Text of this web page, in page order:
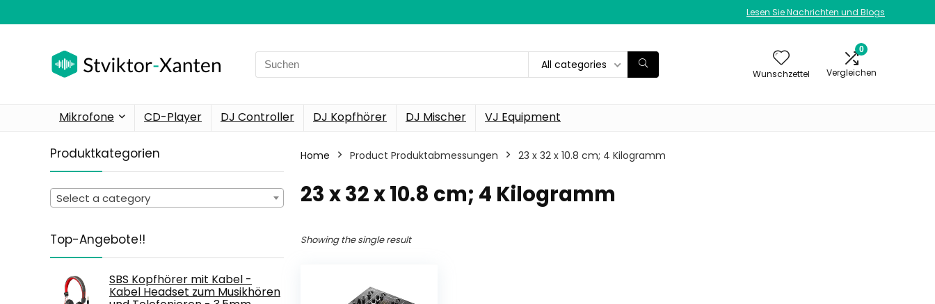
Lesen Sie Nachrichten und Blogs
Search
for:
All categories
Wunschzettel
0
Vergleichen
Mikrofone CD-Player DJ Controller DJ Kopfhörer DJ Mischer VJ Equipment
Produktkategorien
Select a category
Top-Angebote!!
SBS Kopfhörer mit Kabel -
Kabel Headset zum Musikhören
Home Product Produktabmessungen ‎23 x 32 x 10.8 cm; 4 Kilogramm
‎23 x 32 x 10.8 cm; 4 Kilogramm
Showing the single result